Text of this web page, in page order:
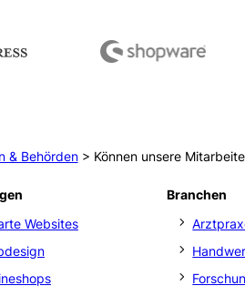
& Behörden> Können unsere
Websites
Branchen